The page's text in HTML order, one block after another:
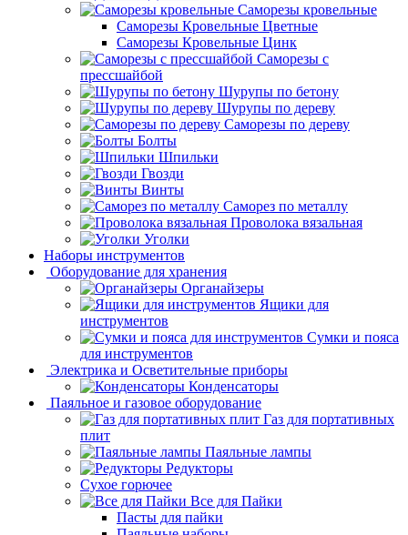
Саморезы кровельные
Саморезы Кровельные Цветные
Саморезы Кровельные Цинк
Саморезы с
прессшайбой
Шурупы по бетону
Шурупы по дереву
Саморезы по дереву
Болты
Шпильки
Гвозди
Винты
Саморез по металлу
Проволока вязальная
Уголки
Наборы инструментов
Оборудование для хранения
Органайзеры
Ящики для
инструментов
Сумки и пояса
для инструментов
Электрика и Осветительные приборы
Конденсаторы
Паяльное и газовое оборудование
Газ для портативных
плит
Паяльные лампы
Редукторы
Сухое горючее
Все для Пайки
Пасты для пайки